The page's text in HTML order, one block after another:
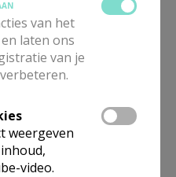
van het
laten ons
van je
weergeven
video.